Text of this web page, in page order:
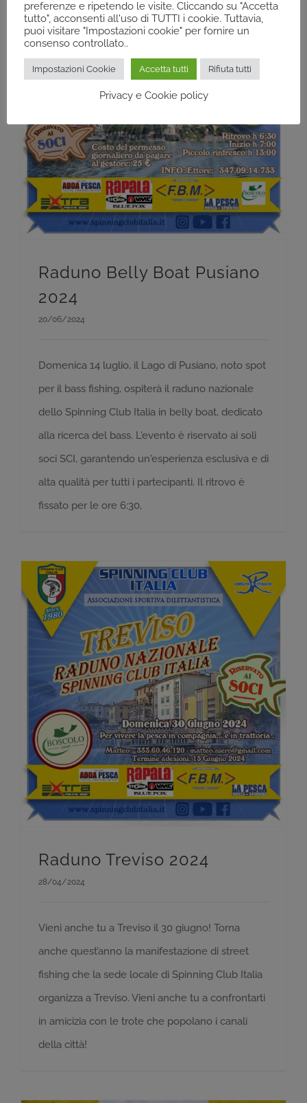
Raduno Belly Boat Pusiano
2024
20/06/2024
Domenica 14 luglio, il Lago di Pusiano, noto spot
per il bass fishing, ospiterà il raduno nazionale
dello Spinning Club Italia in belly boat, dedicato
alla ricerca del bass. L'evento è riservato ai soli
soci SCI, garantendo un'esperienza esclusiva e di
alta qualità per tutti i partecipanti. Il ritrovo è
fissato per le ore 6:30,
Raduno Treviso 2024
28/04/2024
Vieni anche tu a Treviso il 30 giugno! Torna
anche quest’anno la manifestazione di street
fishing che la sede locale di Spinning Club Italia
organizza a Treviso. Vieni anche tu a confrontarti
in amicizia con le trote che popolano i canali
della città!
preferenze e ripetendo le visite. Cliccando su "Accetta
tutto", acconsenti all'uso di TUTTI i cookie. Tuttavia,
puoi visitare "Impostazioni cookie" per fornire un
consenso controllato..
Impostazioni Cookie Accetta tutti Rifiuta tutti
Privacy e Cookie policy